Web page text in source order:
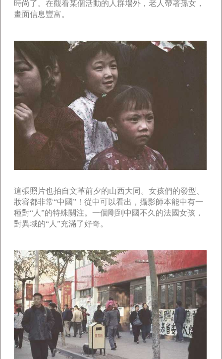
時尚了。在觀看某個活動的人群場外，老人帶著孫女，
畫面信息豐富。
這張照片也拍自文革前夕的山西大同。女孩們的發型、
妝容都非常“中國”！從中可以看出，攝影師本能中有一
種對“人”的特殊關注。一個剛到中國不久的法國女孩，
對異域的“人”充滿了好奇。